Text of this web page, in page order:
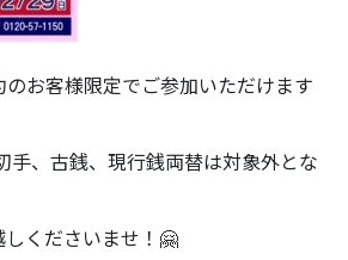
のお客様限定でご参加いただけます
手、古銭、現行銭両替は対象外とな
くださいませ！🤗